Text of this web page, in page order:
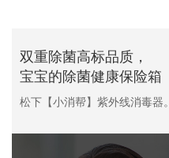
双重除菌高标品质，
宝宝的除菌健康保险箱
松下【小消帮】紫外线消毒器。